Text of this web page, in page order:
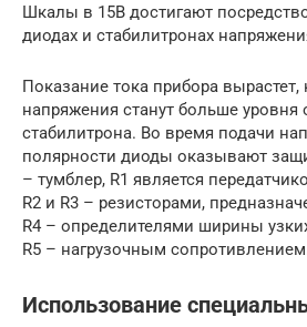
Шкалы в 15В достигают
диодах и стабилитронах
Показание тока прибора вырастет,
напряжения станут больше уровня
стабилитрона. Во время подачи
полярности диоды оказывают
– тумблер, R1 является
R2 и R3 – резисторами,
R4 – определителями ширины
R5 – нагрузочным
Использование